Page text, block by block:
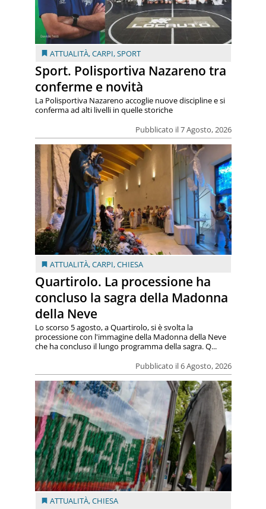
ATTUALITÀ,CARPI,SPORT
Sport. Polisportiva Nazareno tra
conferme e novità
Pubblicato il 7 Agosto, 2026
La Polisportiva Nazareno accoglie nuove discipline e si
conferma ad alti livelli in quelle storiche
ATTUALITÀ,CARPI,CHIESA
Quartirolo. La processione ha
concluso la sagra della Madonna
della Neve
Pubblicato il 6 Agosto, 2026
Lo scorso 5 agosto, a Quartirolo, si è svolta la
processione con l'immagine della Madonna della Neve
che ha concluso il lungo programma della sagra. Q...
ATTUALITÀ,CHIESA